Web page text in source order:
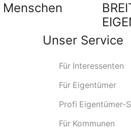
Unser Service
Für Interessenten
Für Eigentümer
Profi Eigentümer-
Für Kommunen